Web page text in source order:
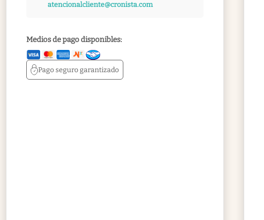
atencionalcliente@cronista.com
Medios de pago disponibles:
Pago segurogarantizado